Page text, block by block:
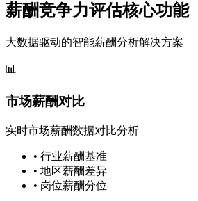
薪酬竞争力评估核心功能
大数据驱动的智能薪酬分析解决方案
📊
市场薪酬对比
实时市场薪酬数据对比分析
• 行业薪酬基准
• 地区薪酬差异
• 岗位薪酬分位